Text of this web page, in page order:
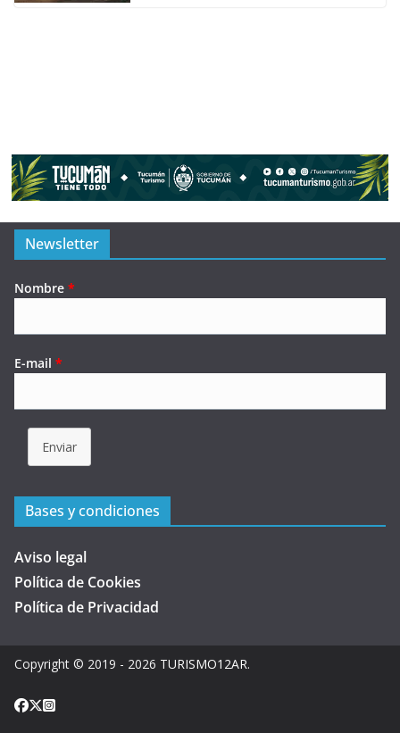
Newsletter
Nombre *
E-mail *
Enviar
Bases y condiciones
Aviso legal
Política de Cookies
Política de Privacidad
Copyright © 2019 - 2026 TURISMO12AR.